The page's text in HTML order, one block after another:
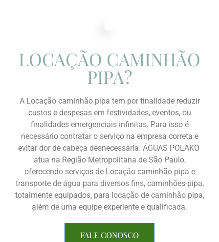
LOCAÇÃO CAMINHÃO
PIPA?
A Locação caminhão pipa tem por finalidade reduzir
custos e despesas em festividades, eventos, ou
finalidades emergenciais infinitas. Para isso é
necessário contratar o serviço na empresa correta e
evitar dor de cabeça desnecessária. ÁGUAS POLAKO
atua na Região Metropolitana de São Paulo,
oferecendo serviços de Locação caminhão pipa e
transporte de água para diversos fins, caminhões-pipa,
totalmente equipados, para locação de caminhão pipa,
além de uma equipe experiente e qualificada.
FALE CONOSCO